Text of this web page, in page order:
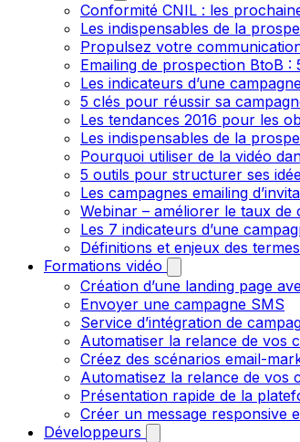
Conformité CNIL : les
Les indispensables de la
Propulsez votre
Emailing de prospection BtoB
Les indicateurs d’une
5 clés pour réussir sa
Les tendances 2016 pour les
Les indispensables de la
Pourquoi utiliser de la vidéo
5 outils pour structurer ses
Les campagnes emailing
Webinar – améliorer le taux
Les 7 indicateurs d’une
Définitions et enjeux des
Formations vidéo
Création d’une landing page
Envoyer une campagne SMS
Service d’intégration de
Automatiser la relance de vos
Créez des scénarios email-
Automatisez la relance de vos
Présentation rapide de la
Créer un message responsive
Développeurs